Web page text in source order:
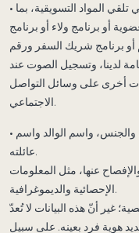
• بيانات التسويق والاتصالات، مثل تفضيلاتك في تلقي المواد التسويقية، بما
أو برنامج ولاء أو برنامج
أو برنامج شريك السفر ورقم
لدينا، وتسجيل الصوت عند
أخرى على وسائل التواصل
الاجتماعي.
• بيانات ثانوية مثل الاسم، واسم العائلة، والعمر، والجنس، واسم الوالد واسم
عائلته.
عنها، مثل المعلومات
الإحصائية والديموغرافية.
غير أنّ هذه البيانات لا تُعدّ
هوية فرد بعينه. على سبيل